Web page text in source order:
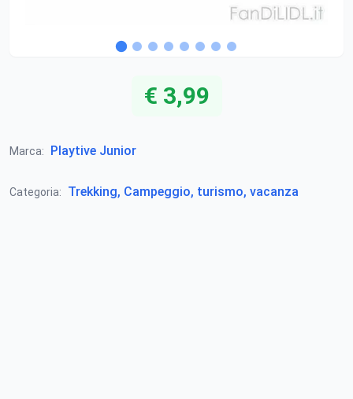
€ 3,99
Marca: Playtive Junior
Categoria: Trekking, Campeggio, turismo, vacanza